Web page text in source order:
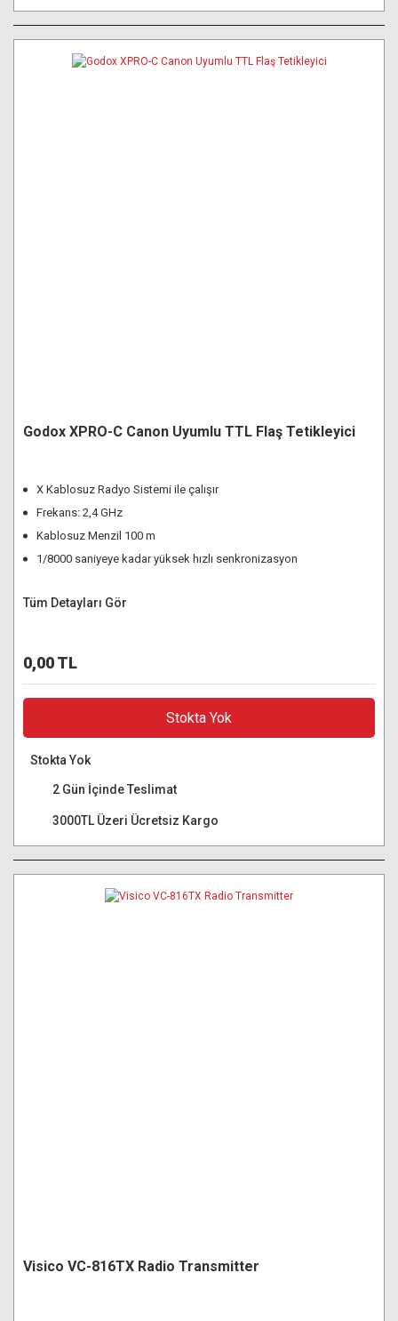
Godox XPRO-C Canon Uyumlu TTL Flaş Tetikleyici
X Kablosuz Radyo Sistemi ile çalışır
Frekans: 2,4 GHz
Kablosuz Menzil 100 m
1/8000 saniyeye kadar yüksek hızlı senkronizasyon
Tüm Detayları Gör
0,00 TL
Stokta Yok
Stokta Yok
2 Gün İçinde Teslimat
3000TL Üzeri Ücretsiz Kargo
Visico VC-816TX Radio Transmitter